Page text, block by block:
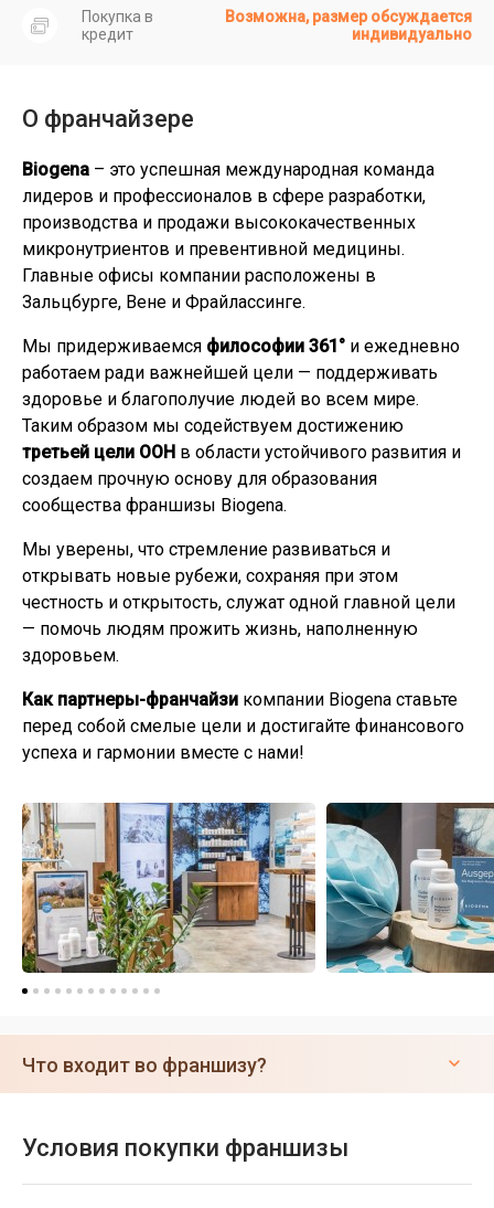
Покупка в
кредит
Возможна, размер обсуждается
индивидуально
О франчайзере
Biogena – это успешная международная команда
лидеров и профессионалов в сфере разработки,
производства и продажи высококачественных
микронутриентов и превентивной медицины.
Главные офисы компании расположены в
Зальцбурге, Вене и Фрайлассинге.
Мы придерживаемся философии 361° и ежедневно
работаем ради важнейшей цели — поддерживать
здоровье и благополучие людей во всем мире.
Таким образом мы содействуем достижению
третьей цели ООН в области устойчивого развития и
создаем прочную основу для образования
сообщества франшизы Biogena.
Мы уверены, что стремление развиваться и
открывать новые рубежи, сохраняя при этом
честность и открытость, служат одной главной цели
— помочь людям прожить жизнь, наполненную
здоровьем.
Как партнеры-франчайзи компании Biogena ставьте
перед собой смелые цели и достигайте финансового
успеха и гармонии вместе с нами!
Что входит во франшизу?
Условия покупки франшизы